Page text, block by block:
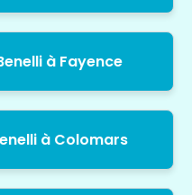
à Fayence
à Colomars